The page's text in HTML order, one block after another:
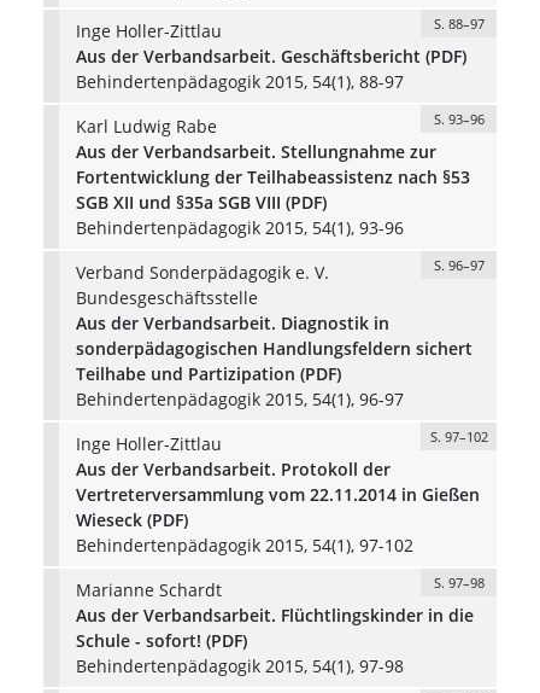
Inge Holler-Zittlau
S. 88–97
Aus der Verbandsarbeit. Geschäftsbericht (PDF)
Behindertenpädagogik 2015, 54(1), 88-97
Karl Ludwig Rabe
S. 93–96
Aus der Verbandsarbeit. Stellungnahme zur
Fortentwicklung der Teilhabeassistenz nach §53
SGB XII und §35a SGB VIII (PDF)
Behindertenpädagogik 2015, 54(1), 93-96
Verband Sonderpädagogik e. V.
Bundesgeschäftsstelle
S. 96–97
Aus der Verbandsarbeit. Diagnostik in
sonderpädagogischen Handlungsfeldern sichert
Teilhabe und Partizipation (PDF)
Behindertenpädagogik 2015, 54(1), 96-97
Inge Holler-Zittlau
S. 97–102
Aus der Verbandsarbeit. Protokoll der
Vertreterversammlung vom 22.11.2014 in Gießen
Wieseck (PDF)
Behindertenpädagogik 2015, 54(1), 97-102
Marianne Schardt
S. 97–98
Aus der Verbandsarbeit. Flüchtlingskinder in die
Schule - sofort! (PDF)
Behindertenpädagogik 2015, 54(1), 97-98